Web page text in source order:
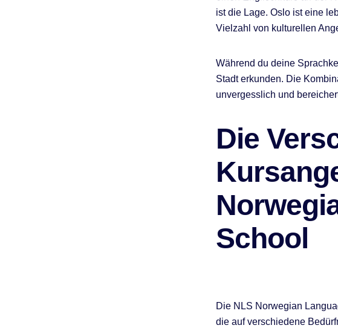
ist die Lage. Oslo ist eine
Vielzahl von kulturellen
Während du deine
Stadt erkunden. Die
unvergesslich und
Die
School
Die NLS Norwegian
die auf verschiedene